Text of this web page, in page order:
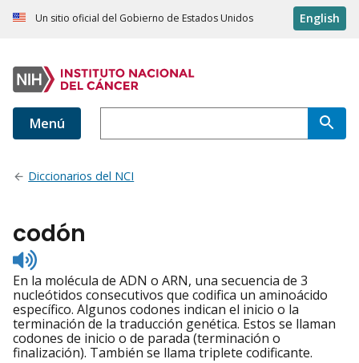
Un sitio oficial del Gobierno de Estados Unidos English
Menú
Diccionarios del NCI
codón
Listen
to
pronunciation
En la molécula de ADN o ARN, una secuencia de 3
nucleótidos consecutivos que codifica un aminoácido
específico. Algunos codones indican el inicio o la
terminación de la traducción genética. Estos se llaman
codones de inicio o de parada (terminación o
finalización). También se llama triplete codificante.